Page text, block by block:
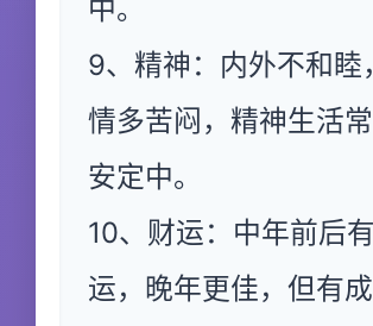
中。
9、精神：内外不和睦
情多苦闷，精神生活
安定中。
10、财运：中年前后
运，晚年更佳，但有